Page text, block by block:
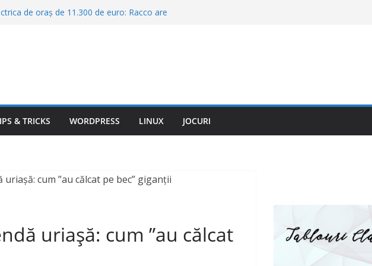
de oraș de 11.300 de euro: Racco are
Europa
funcționeze corect în fundal pe iPhone fără
contează mai mult decât ai crede
mai căutate facultăți din România în
& TRICKS WORDPRESS LINUX JOCURI
uriașă: cum ”au călcat